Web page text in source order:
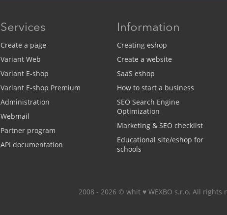
Services
Create a page
Variant Web
Variant E-shop
Variant E-shop Premium
Administration
Webmail
Partner program
API documentation
Information
Creating eshop
Create a website
SaaS eshop
How to start a business
SEO Search Engine
Optimization
Marketing & SEO checklist
Educational site/eshop for
schools
2008 - 2026 © whit ♥️ WEXBO s.r.o. All rights